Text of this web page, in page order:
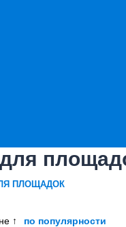
ПЛОЩАДОК
↑ по популярности